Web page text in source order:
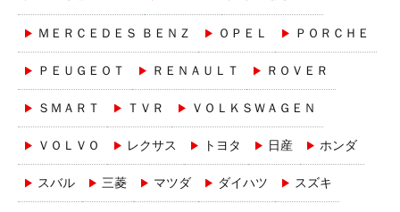
ＭＥＲＣＥＤＥＳ ＢＥＮＺ ＯＰＥＬ ＰＯＲＣＨＥ
ＰＥＵＧＥＯＴ ＲＥＮＡＵＬＴ ＲＯＶＥＲ
ＳＭＡＲＴ ＴＶＲ ＶＯＬＫＳＷＡＧＥＮ
ＶＯＬＶＯ レクサス トヨタ 日産 ホンダ
スバル 三菱 マツダ ダイハツ スズキ